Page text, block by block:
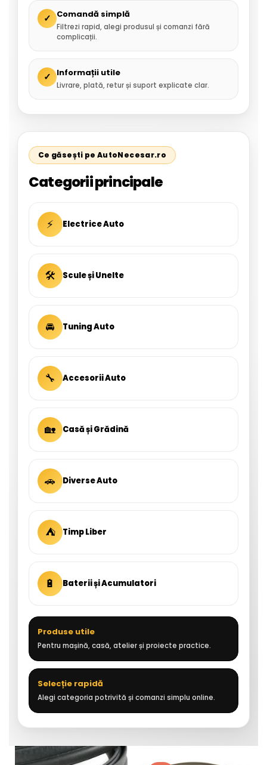
✓ Comandă simplă
Filtrezi rapid, alegi produsul și comanzi fără
complicații.
✓ Informații utile
Livrare, plată, retur și suport explicate clar.
Ce găsești pe AutoNecesar.ro
Categorii principale
⚡ Electrice Auto
🛠 Scule și Unelte
🚘 Tuning Auto
🔧 Accesorii Auto
🏡 Casă și Grădină
🚗 Diverse Auto
⛺ Timp Liber
🔋 Baterii și Acumulatori
Produse utile
Pentru mașină, casă, atelier și proiecte practice.
Selecție rapidă
Alegi categoria potrivită și comanzi simplu online.